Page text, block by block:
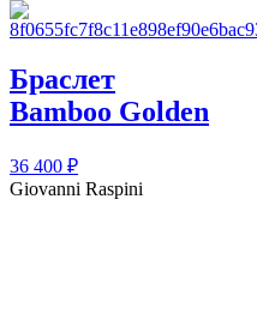
Браслет
Bamboo Golden
36 400 ₽
Giovanni Raspini